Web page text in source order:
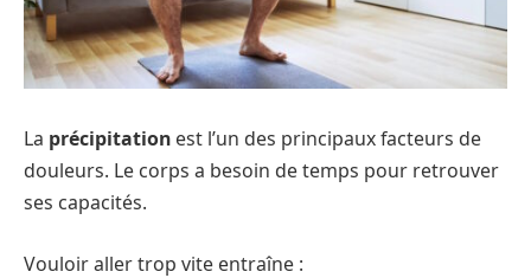
La précipitation est l’un des principaux facteurs de
douleurs. Le corps a besoin de temps pour retrouver
ses capacités.
Vouloir aller trop vite entraîne :